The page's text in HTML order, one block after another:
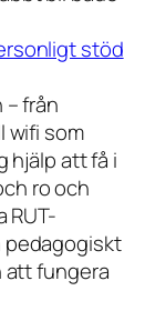
stöd
– från
wifi som
hjälp att få i
ro och
RUT-
att fungera